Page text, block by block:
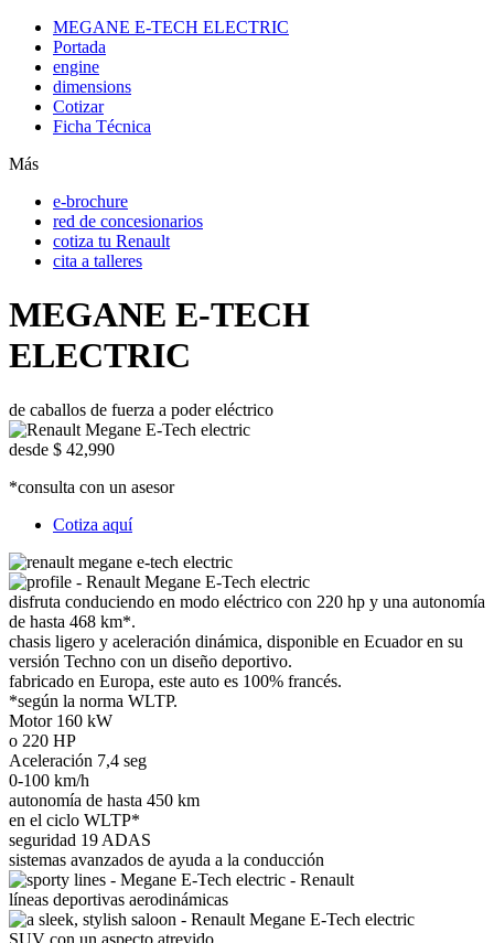
MEGANE E-TECH ELECTRIC
Portada
engine
dimensions
Cotizar
Ficha Técnica
Más
e-brochure
red de concesionarios
cotiza tu Renault
cita a talleres
MEGANE E-TECH
ELECTRIC
de caballos de fuerza a poder eléctrico
desde $ 42,990
*consulta con un asesor
Cotiza aquí
disfruta conduciendo en modo eléctrico con 220 hp y una autonomía
de hasta 468 km*.
chasis ligero y aceleración dinámica, disponible en Ecuador en su
versión Techno con un diseño deportivo.
fabricado en Europa, este auto es 100% francés.
*según la norma WLTP.
Motor 160 kW
o 220 HP
Aceleración 7,4 seg
0-100 km/h
autonomía de hasta 450 km
en el ciclo WLTP*
seguridad 19 ADAS
sistemas avanzados de ayuda a la conducción
líneas deportivas aerodinámicas
SUV con un aspecto atrevido